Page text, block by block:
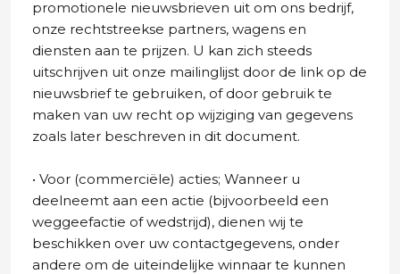
promotionele nieuwsbrieven uit om ons bedrijf,
onze rechtstreekse partners, wagens en
diensten aan te prijzen. U kan zich steeds
uitschrijven uit onze mailinglijst door de link op de
nieuwsbrief te gebruiken, of door gebruik te
maken van uw recht op wijziging van gegevens
zoals later beschreven in dit document.
• Voor (commerciële) acties; Wanneer u
deelneemt aan een actie (bijvoorbeeld een
weggeefactie of wedstrijd), dienen wij te
beschikken over uw contactgegevens, onder
andere om de uiteindelijke winnaar te kunnen